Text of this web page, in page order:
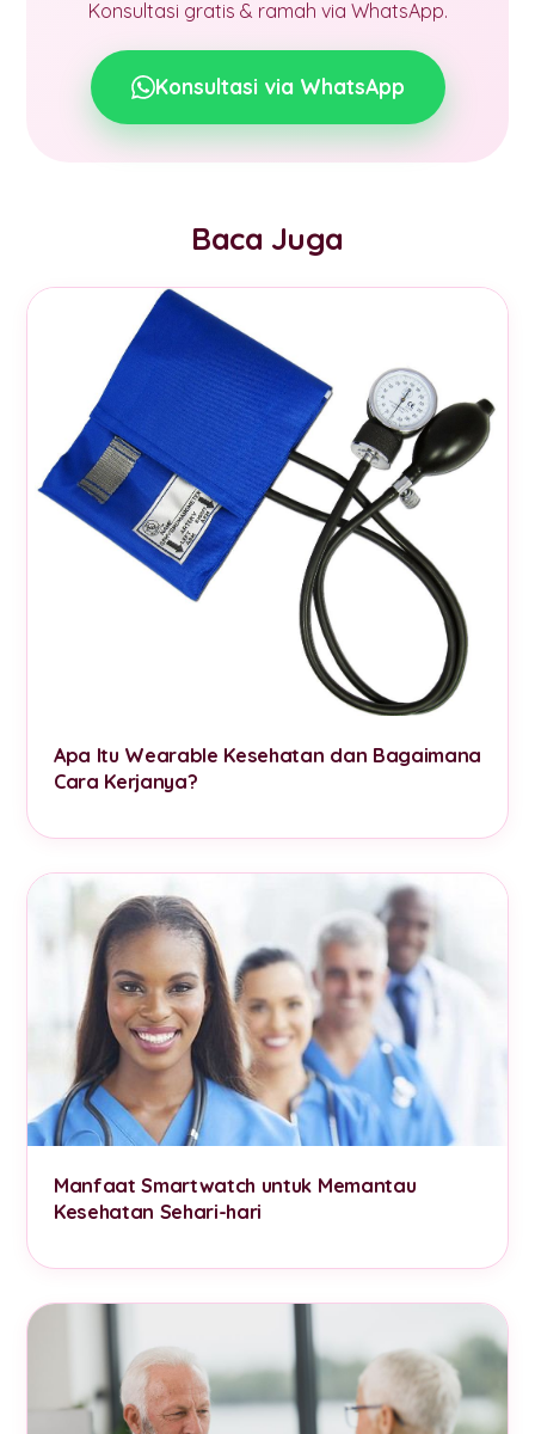
Konsultasi gratis & ramah via WhatsApp.
Konsultasi via WhatsApp
Baca Juga
Apa Itu Wearable Kesehatan dan Bagaimana
Cara Kerjanya?
Manfaat Smartwatch untuk Memantau
Kesehatan Sehari-hari